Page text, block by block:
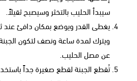
سيبدأ الحليب بالتخثر وسيصبح ثقيلاً.
يغطى القدر ويوضع بمكان دافئ عند
ويترك لمدة ساعة ونصف لتكون
عن مصل الحليب.
تُقطع الجبنة لقطع صغيرة جداً